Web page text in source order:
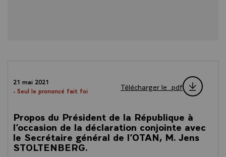
21 mai 2021
- Seul le prononcé fait foi
Télécharger le .pdf
Propos du Président de la République à
l’occasion de la déclaration conjointe avec
le Secrétaire général de l’OTAN, M. Jens
STOLTENBERG.